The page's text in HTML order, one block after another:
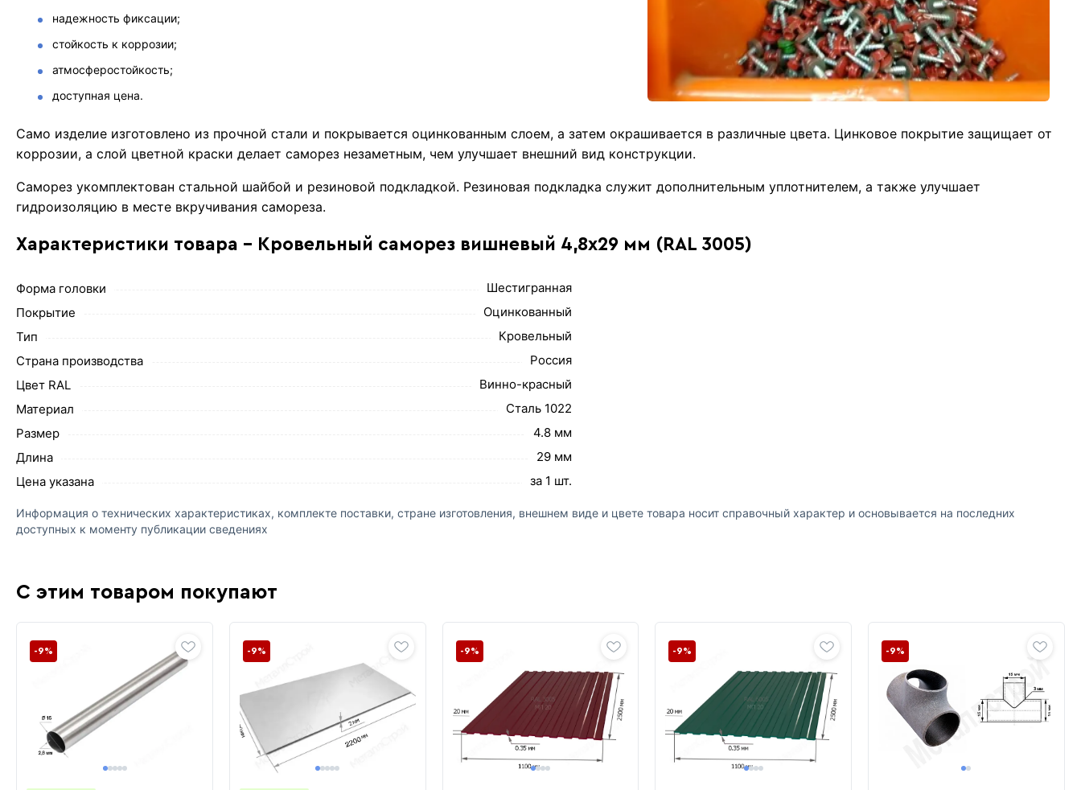
надежность фиксации;
стойкость к коррозии;
атмосферостойкость;
доступная цена.
Само изделие изготовлено из прочной стали и покрывается оцинкованным слоем, а затем окрашивается в различные цвета. Цинковое покрытие защищает от
коррозии, а слой цветной краски делает саморез незаметным, чем улучшает внешний вид конструкции.
Саморез укомплектован стальной шайбой и резиновой подкладкой. Резиновая подкладка служит дополнительным уплотнителем, а также улучшает
гидроизоляцию в месте вкручивания самореза.
Характеристики товара - Кровельный саморез вишневый 4,8х29 мм (RAL 3005)
Форма головки
Шестигранная
Покрытие
Оцинкованный
Тип
Кровельный
Страна производства
Россия
Цвет RAL
Винно-красный
Материал
Сталь 1022
Размер
4.8 мм
Длина
29 мм
Цена указана
за 1 шт.
Информация о технических характеристиках, комплекте поставки, стране изготовления, внешнем виде и цвете товара носит справочный характер и основывается на последних
доступных к моменту публикации сведениях
С этим товаром покупают
-9% -9% -9% -9% -9%